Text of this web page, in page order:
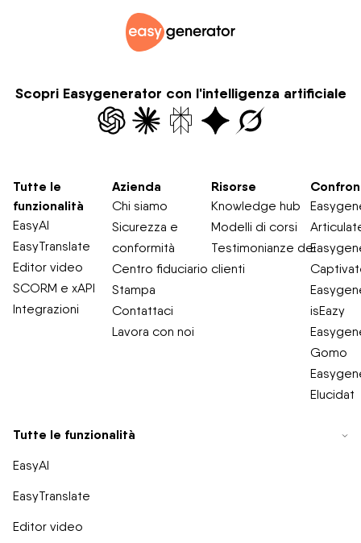
Scopri Easygenerator con l'intelligenza artificiale
Tutte le
funzionalità
EasyAI
EasyTranslate
Editor video
SCORM e xAPI
Integrazioni
Azienda
Chi siamo
Sicurezza e
conformità
Centro fiduciario
Stampa
Contattaci
Lavora con noi
Risorse
Knowledge hub
Modelli di corsi
Testimonianze dei
clienti
isEazy
Gomo
Elucidat
Tutte le funzionalità
EasyAI
EasyTranslate
Editor video